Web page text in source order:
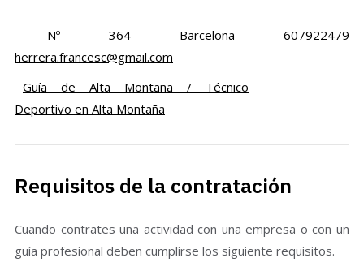
Nº 364 Barcelona
607922479
herrera.francesc@gmail.com
Guía de Alta Montaña / Técnico
Deportivo en Alta Montaña
Requisitos de la contratación
Cuando contrates una actividad con una empresa o con un
guía profesional deben cumplirse los siguiente requisitos.